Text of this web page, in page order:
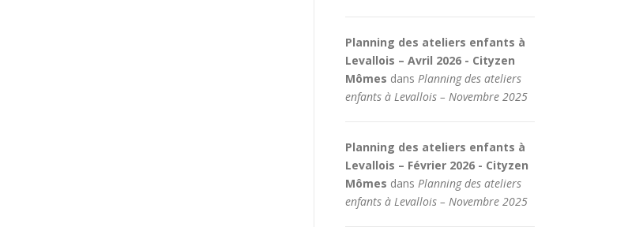
Planning des ateliers enfants à
Levallois – Avril 2026 - Cityzen
Mômes dans Planning des ateliers
enfants à Levallois – Novembre 2025
Planning des ateliers enfants à
Levallois – Février 2026 - Cityzen
Mômes dans Planning des ateliers
enfants à Levallois – Novembre 2025